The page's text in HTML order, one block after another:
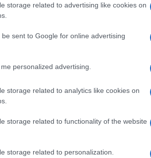
storage related to advertising like cookies on
sent to Google for online advertising
personalized advertising.
storage related to analytics like cookies on
storage related to functionality of the website
storage related to personalization.
medici a seguito di
di
cancro
multidisciplinare.
ha proposto una
e che ora sembra
tono schietto e spesso